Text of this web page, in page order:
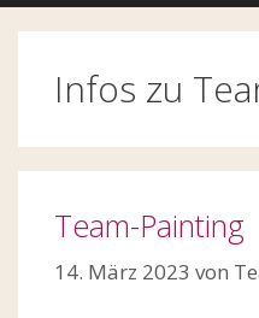
Infos zu
Team-Painting
14. März 2023 von